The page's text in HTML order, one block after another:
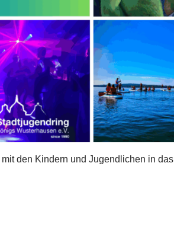
mit den Kindern und Jugendlichen in